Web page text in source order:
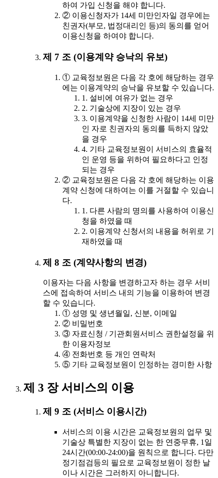
하여 가입 신청을 해야 합니다.
② 이용신청자가 14세 미만인자일 경우에는
친권자(부모, 법정대리인 등)의 동의를 얻어
이용신청을 하여야 합니다.
제 7 조 (이용계약 승낙의 유보)
① 교육정보원은 다음 각 호에 해당하는 경우
에는 이용계약의 승낙을 유보할 수 있습니다.
1. 설비에 여유가 없는 경우
2. 기술상에 지장이 있는 경우
3. 이용계약을 신청한 사람이 14세 미만
인 자로 친권자의 동의를 득하지 않았
을 경우
4. 기타 교육정보원이 서비스의 효율적
인 운영 등을 위하여 필요하다고 인정
되는 경우
② 교육정보원은 다음 각 호에 해당하는 이용
계약 신청에 대하여는 이를 거절할 수 있습니
다.
1. 다른 사람의 명의를 사용하여 이용신
청을 하였을 때
2. 이용계약 신청서의 내용을 허위로 기
재하였을 때
제 8 조 (계약사항의 변경)
이용자는 다음 사항을 변경하고자 하는 경우 서비
스에 접속하여 서비스 내의 기능을 이용하여 변경
할 수 있습니다.
① 성명 및 생년월일, 신분, 이메일
② 비밀번호
③ 자료신청 / 기관회원서비스 권한설정을 위
한 이용자정보
④ 전화번호 등 개인 연락처
⑤ 기타 교육정보원이 인정하는 경미한 사항
제 3 장 서비스의 이용
제 9 조 (서비스 이용시간)
서비스의 이용 시간은 교육정보원의 업무 및
기술상 특별한 지장이 없는 한 연중무휴, 1일
24시간(00:00-24:00)을 원칙으로 합니다. 다만
정기점검등의 필요로 교육정보원이 정한 날
이나 시간은 그러하지 아니합니다.